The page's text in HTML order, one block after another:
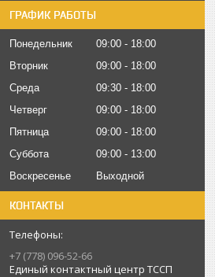
ГРАФИК РАБОТЫ
Понедельник 09:00
18:00
Вторник
09:00
18:00
Среда
09:30
18:00
Четверг
09:00
18:00
Пятница
09:00
18:00
Суббота
09:00
13:00
Воскресенье
Выходной
КОНТАКТЫ
+7 (778) 096-52-66
Единый контактный центр ТССП